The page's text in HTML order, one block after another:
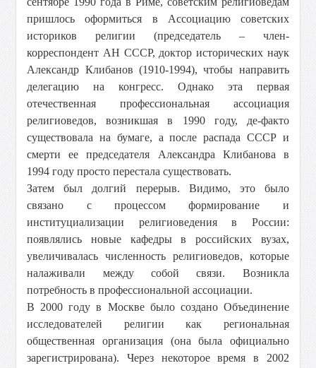
пришлось оформиться в Ассоциацию советских
историков религии (председатель – член-
корреспондент АН СССР, доктор исторических наук
Александр Клибанов (1910-1994), чтобы направить
делегацию на конгресс. Однако эта первая
отечественная профессиональная ассоциация
религиоведов, возникшая в 1990 году, де-факто
существовала на бумаге, а после распада СССР и
смерти ее председателя Александра Клибанова в
1994 году просто перестала существовать.
Затем был долгий перерыв. Видимо, это было
связано с процессом формирование и
институциализации религиоведения в России:
появлялись новые кафедры в российских вузах,
увеличивалась численность религиоведов, которые
налаживали между собой связи. Возникла
потребность в профессиональной ассоциации.
В 2000 году в Москве было создано Объединение
исследователей религии как региональная
общественная организация (она была официально
зарегистрирована). Через некоторое время в 2002